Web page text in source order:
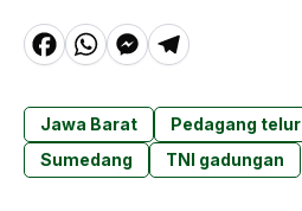
F
c
e
W
a
t
M
s
s
T
e
g
Jawa Barat Pedagang telur
Sumedang
TNI gadungan